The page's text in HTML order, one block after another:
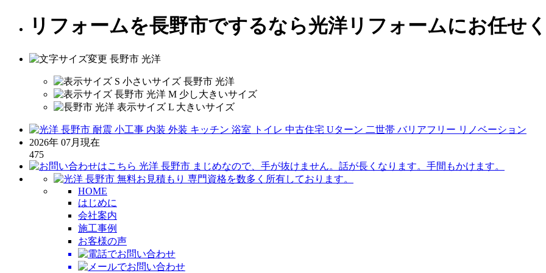
リフォームを長野市でするなら光洋リフォームにお任せ
2026年 07月現在
475
HOME
はじめに
会社案内
施工事例
お客様の声